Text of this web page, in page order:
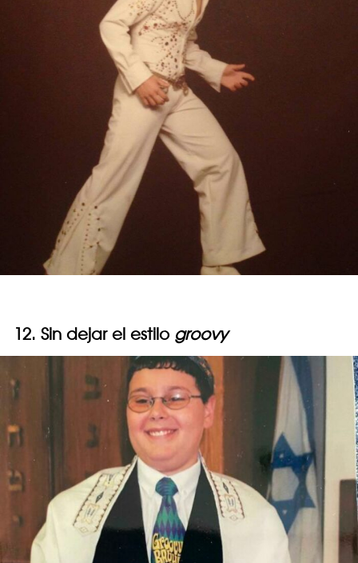
12. Sin dejar el estilo groovy